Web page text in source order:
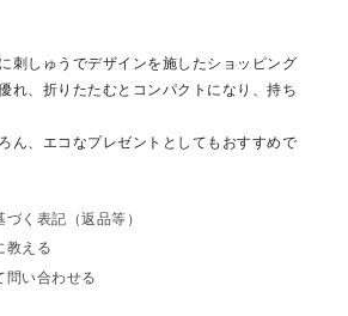
刺しゅうでデザインを施したショッピング
れ、折りたたむとコンパクトになり、持ち
ん、エコなプレゼントとしてもおすすめで
く表記（返品等）
教える
問い合わせる